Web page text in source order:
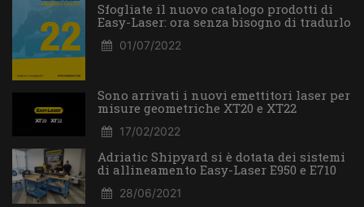
Sfogliate il nuovo catalogo prodotti di
Easy-Laser: ora senza bisogno di tradurlo
01/07/2022
Sono arrivati i nuovi emettitori laser per
misure geometriche XT20 e XT22
17/02/2022
Adriatic Shipyard si è dotata dei sistemi
di allineamento Easy-Laser E950 e E710
28/06/2021